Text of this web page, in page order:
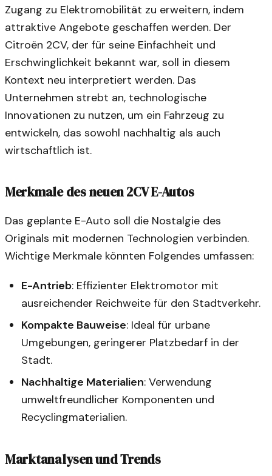
Zugang zu Elektromobilität zu erweitern, indem
attraktive Angebote geschaffen werden. Der
Citroën 2CV, der für seine Einfachheit und
Erschwinglichkeit bekannt war, soll in diesem
Kontext neu interpretiert werden. Das
Unternehmen strebt an, technologische
Innovationen zu nutzen, um ein Fahrzeug zu
entwickeln, das sowohl nachhaltig als auch
wirtschaftlich ist.
Merkmale des neuen 2CV E-Autos
Das geplante E-Auto soll die Nostalgie des
Originals mit modernen Technologien verbinden.
Wichtige Merkmale könnten Folgendes umfassen:
E-Antrieb: Effizienter Elektromotor mit
ausreichender Reichweite für den Stadtverkehr.
Kompakte Bauweise: Ideal für urbane
Umgebungen, geringerer Platzbedarf in der
Stadt.
Nachhaltige Materialien: Verwendung
umweltfreundlicher Komponenten und
Recyclingmaterialien.
Marktanalysen und Trends